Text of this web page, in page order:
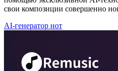
свои композиции совершенно
AI-генератор нот